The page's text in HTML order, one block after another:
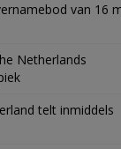
van 16
Netherlands
telt inmiddels